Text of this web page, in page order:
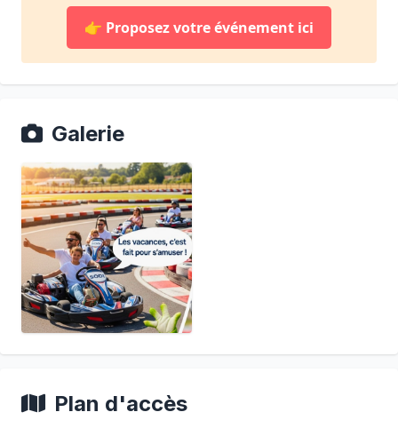
👉 Proposez votre événement ici
Galerie
Plan d'accès